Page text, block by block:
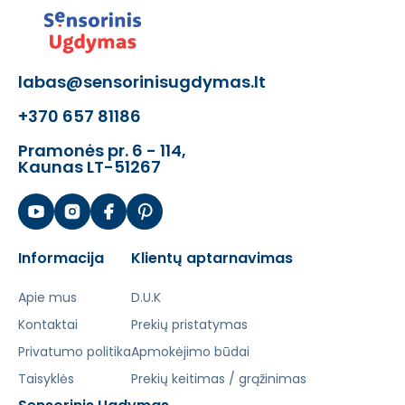
labas@sensorinisugdymas.lt
+370 657 81186
Pramonės pr. 6 - 114,
Kaunas LT-51267
Informacija
Apie mus
Kontaktai
Privatumo politika
Taisyklės
Klientų aptarnavimas
D.U.K
Prekių pristatymas
Apmokėjimo būdai
Prekių keitimas / grąžinimas